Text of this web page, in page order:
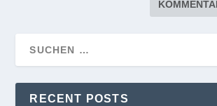
RECENT POSTS